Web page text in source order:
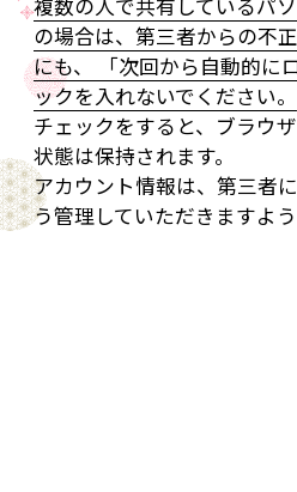
複数の人で共有しているパ
の場合は、第三者からの不
にも、 「次回から自動的に
ックを入れないでください。
チェックをすると、ブラウ
状態は保持されます。
アカウント情報は、第三者
う管理していただきますよ